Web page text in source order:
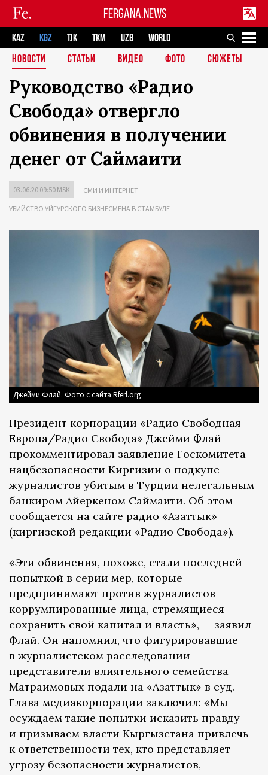
FERGANA.NEWS
KAZ KGZ TJK TKM UZB
WORLD
НОВОСТИ
СТАТЬИ ВИДЕО ФОТО СЮЖЕТЫ
Руководство «Радио
Свобода» отвергло
обвинения в получении
денег от Саймаити
03.06.20 09:50 MSK СМИ И ИНТЕРНЕТ
УБИЙСТВО УЙГУРСКОГО БИЗНЕСМЕНА В СТАМБУЛЕ
Джейми Флай. Фото с сайта Rferl.org
Президент корпорации «Радио Свободная
Европа/Радио Свобода» Джейми Флай
прокомментировал заявление Госкомитета
нацбезопасности Киргизии о подкупе
журналистов убитым в Турции нелегальным
банкиром Айеркеном Саймаити. Об этом
сообщается на сайте радио «Азаттык»
(киргизской редакции «Радио Свобода»).
«Эти обвинения, похоже, стали последней
попыткой в серии мер, которые
предпринимают против журналистов
коррумпированные лица, стремящиеся
сохранить свой капитал и власть», — заявил
Флай. Он напомнил, что фигурировавшие
в журналистском расследовании
представители влиятельного семейства
Матраимовых подали на «Азаттык» в суд.
Глава медиакорпорации заключил: «Мы
осуждаем такие попытки исказить правду
и призываем власти Кыргызстана привлечь
к ответственности тех, кто представляет
угрозу безопасности журналистов,